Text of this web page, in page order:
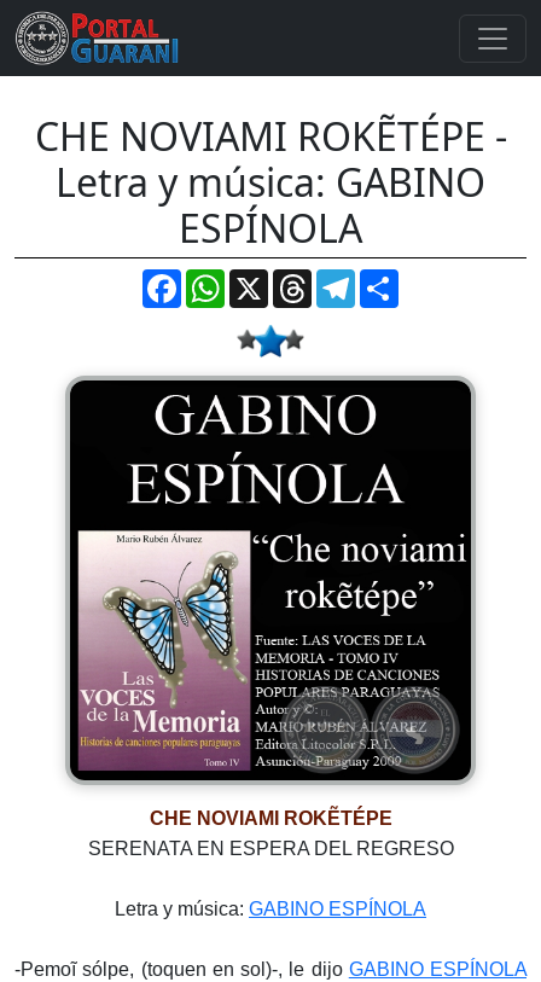
CHE NOVIAMI ROKẼTÉPE -
Letra y música: GABINO
ESPÍNOLA
FacebookWhatsApp
X ThreadsTelegram
CHE NOVIAMI ROKẼTÉPE
SERENATA EN ESPERA DEL REGRESO
Letra y música: GABINO ESPÍNOLA
-Pemoĩ sólpe, (toquen en sol)-, le dijo GABINO ESPÍNOLA